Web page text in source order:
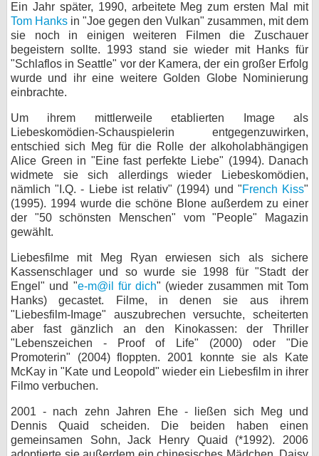
Ein Jahr später, 1990, arbeitete Meg zum ersten Mal mit
Tom Hanks in "Joe gegen den Vulkan" zusammen, mit dem
sie noch in einigen weiteren Filmen die Zuschauer
begeistern sollte. 1993 stand sie wieder mit Hanks für
"Schlaflos in Seattle" vor der Kamera, der ein großer Erfolg
wurde und ihr eine weitere Golden Globe Nominierung
einbrachte.
Um ihrem mittlerweile etablierten Image als
Liebeskomödien-Schauspielerin entgegenzuwirken,
entschied sich Meg für die Rolle der alkoholabhängigen
Alice Green in "Eine fast perfekte Liebe" (1994). Danach
widmete sie sich allerdings wieder Liebeskomödien,
nämlich "I.Q. - Liebe ist relativ" (1994) und "French Kiss"
(1995). 1994 wurde die schöne Blone außerdem zu einer
der "50 schönsten Menschen" vom "People" Magazin
gewählt.
Liebesfilme mit Meg Ryan erwiesen sich als sichere
Kassenschlager und so wurde sie 1998 für "Stadt der
Engel" und "e-m@il für dich" (wieder zusammen mit Tom
Hanks) gecastet. Filme, in denen sie aus ihrem
"Liebesfilm-Image" auszubrechen versuchte, scheiterten
aber fast gänzlich an den Kinokassen: der Thriller
"Lebenszeichen - Proof of Life" (2000) oder "Die
Promoterin" (2004) floppten. 2001 konnte sie als Kate
McKay in "Kate und Leopold" wieder ein Liebesfilm in ihrer
Filmo verbuchen.
2001 - nach zehn Jahren Ehe - ließen sich Meg und
Dennis Quaid scheiden. Die beiden haben einen
gemeinsamen Sohn, Jack Henry Quaid (*1992). 2006